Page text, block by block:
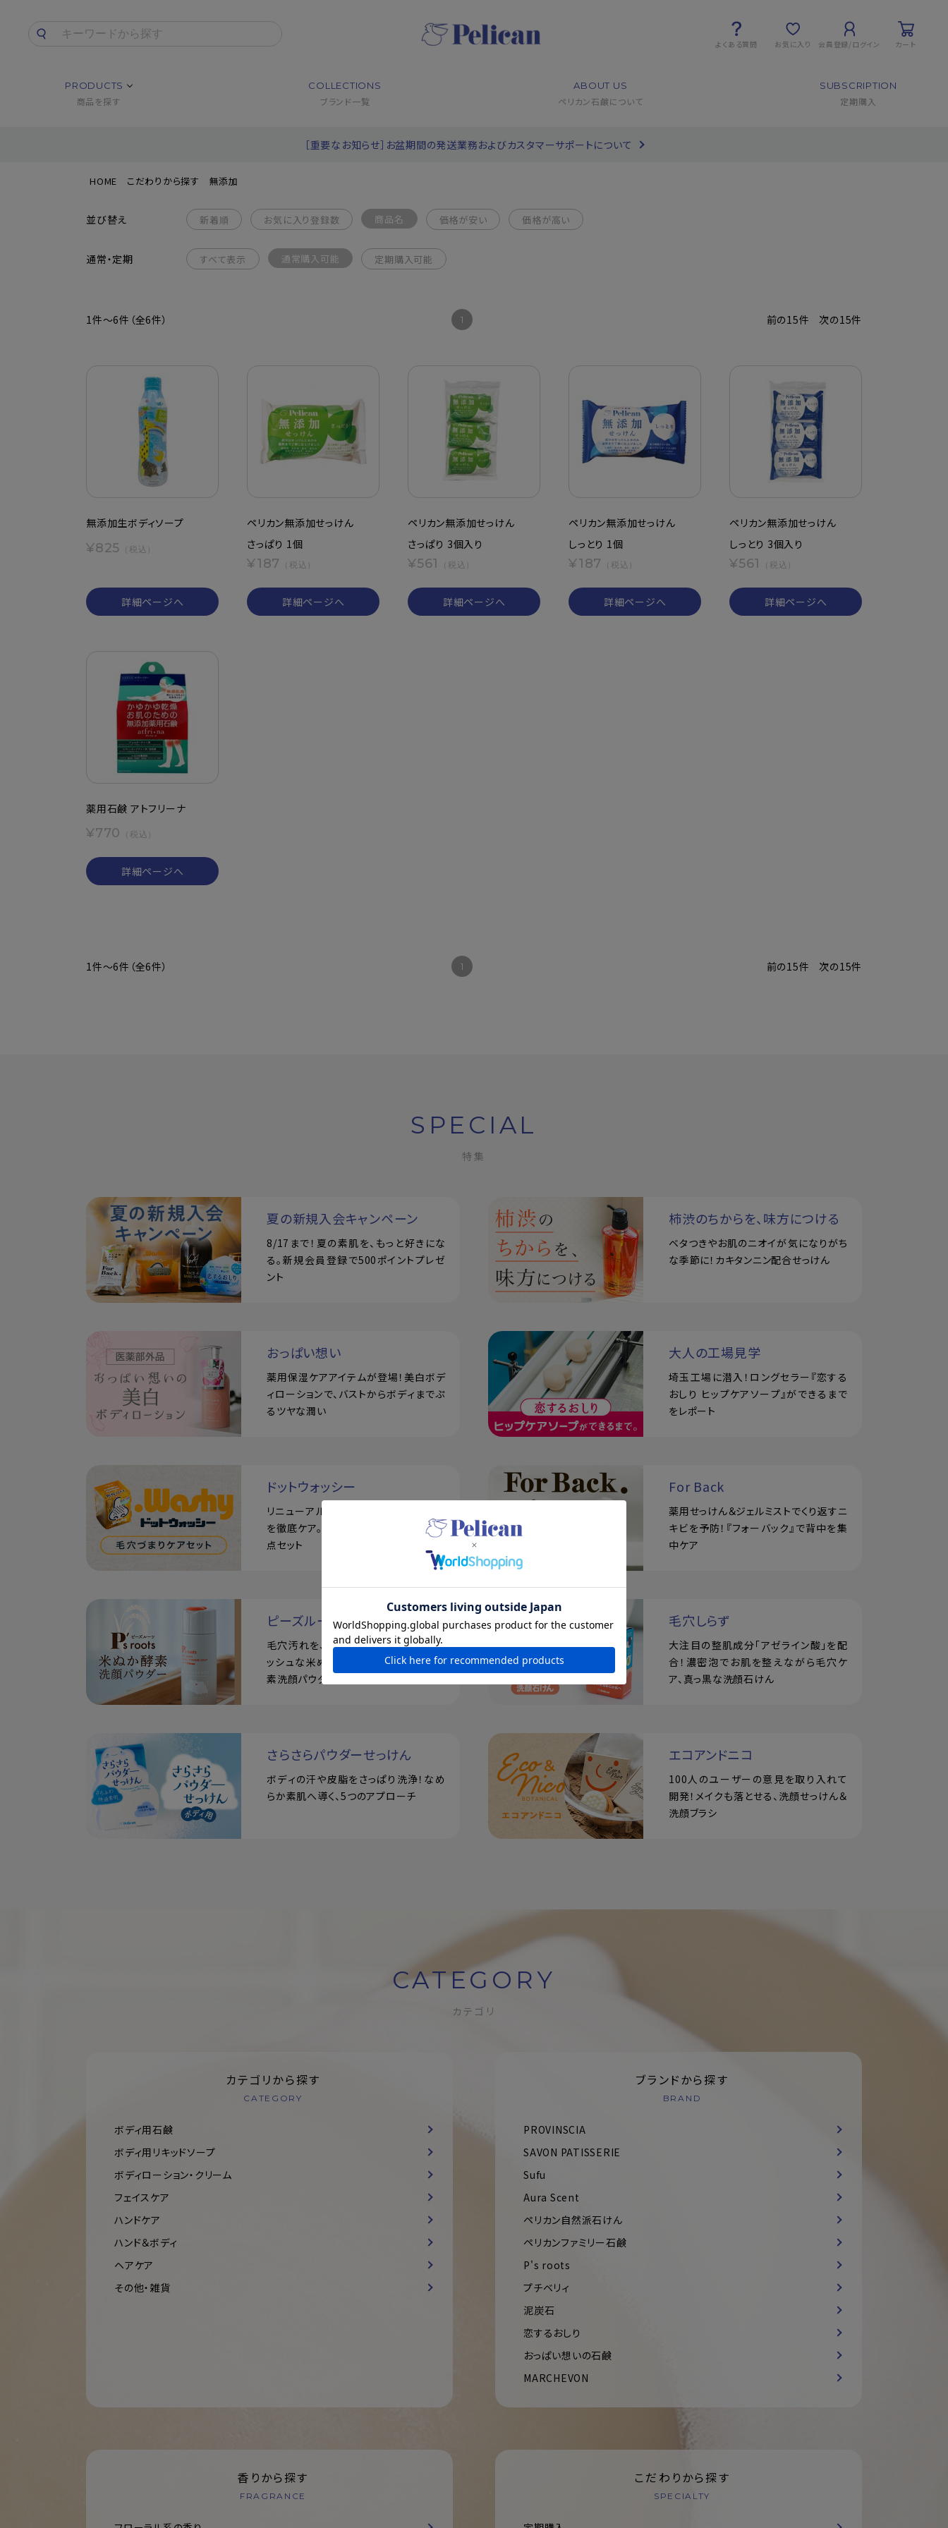
よくある質問 お気に入り 会員登録/ログイン カート
PRODUCTS
商品を探す
COLLECTIONS
ブランド一覧
ABOUT US
ペリカン石鹸について
SUBSCRIPTION
定期購入
［重要なお知らせ］お盆期間の発送業務およびカスタマーサポートについて
HOME こだわりから探す 無添加
並び替え 新着順 お気に入り登録数 商品名 価格が安い 価格が高い
通常・定期 すべて表示 通常購入可能 定期購入可能
1件～6件（全6件） 1 前の15件 次の15件
無添加生ボディソープ
¥825 （税込）
詳細ページへ
ペリカン無添加せっけん
さっぱり 1個
¥187 （税込）
詳細ページへ
ペリカン無添加せっけん
さっぱり 3個入り
¥561 （税込）
詳細ページへ
ペリカン無添加せっけん
しっとり 1個
¥187 （税込）
詳細ページへ
ペリカン無添加せっけん
しっとり 3個入り
¥561 （税込）
詳細ページへ
薬用石鹸 アトフリーナ
¥770 （税込）
詳細ページへ
1件～6件（全6件） 1 前の15件 次の15件
SPECIAL
特集
夏の新規入会キャンペーン
8/17まで！夏の素肌を、もっと好きにな
る。新規会員登録で500ポイントプレゼ
ント
柿渋のちからを、味方につける
ベタつきやお肌のニオイが気になりがち
な季節に！カキタンニン配合せっけん
おっぱい想い
薬用保湿ケアアイテムが登場！美白ボデ
ィローションで、バストからボディまでぷ
るツヤな潤い
大人の工場見学
埼玉工場に潜入！ロングセラー『恋する
おしり ヒップケアソープ』ができるまで
をレポート
ドットウォッシー
リニューアル！泥せっけんで毛穴の悩み
を徹底ケア。シルク玉とせっけん置きの3
点セット
For Back
薬用せっけん＆ジェルミストでくり返すニ
キビを予防！『フォーバック』で背中を集
中ケア
ピーズルーツ
毛穴汚れを、濃密ねばり泡が吸着！フレ
ッシュな米ぬかをたっぷり配合した、酵
素洗顔パウダー
毛穴しらず
大注目の整肌成分「アゼライン酸」を配
合！濃密泡でお肌を整えながら毛穴ケ
ア、真っ黒な洗顔石けん
さらさらパウダーせっけん
ボディの汗や皮脂をさっぱり洗浄！なめ
らか素肌へ導く、5つのアプローチ
エコアンドニコ
100人のユーザーの意見を取り入れて
開発！メイクも落とせる、洗顔せっけん＆
洗顔ブラシ
CATEGORY
カテゴリ
カテゴリから探す
CATEGORY
ボディ用石鹸
ボディ用リキッドソープ
ボディローション・クリーム
フェイスケア
ハンドケア
ハンド＆ボディ
ヘアケア
その他・雑貨
ブランドから探す
BRAND
PROVINSCIA
SAVON PATISSERIE
Sufu
Aura Scent
ペリカン自然派石けん
ペリカンファミリー石鹸
P's roots
プチベリィ
泥炭石
恋するおしり
おっぱい想いの石鹸
MARCHEVON
香りから探す
FRAGRANCE
こだわりから探す
SPECIALTY